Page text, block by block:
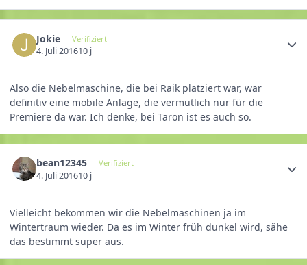
Jokie Verifiziert
4. Juli 201610 j
Also die Nebelmaschine, die bei Raik platziert war, war
definitiv eine mobile Anlage, die vermutlich nur für die
Premiere da war. Ich denke, bei Taron ist es auch so.
bean12345 Verifiziert
4. Juli 201610 j
Vielleicht bekommen wir die Nebelmaschinen ja im
Wintertraum wieder. Da es im Winter früh dunkel wird, sähe
das bestimmt super aus.